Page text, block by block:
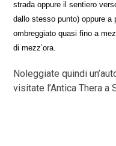
strada oppure il sentiero
dallo stesso punto) oppure
ombreggiato quasi fino a
di mezz’ora.
Noleggiate quindi
visitate l’Antica Thera a